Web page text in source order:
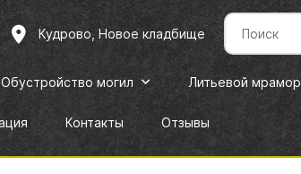
Кудрово, Новое кладбище
Обустройство могил Литьевой мрамор
Контакты Отзывы